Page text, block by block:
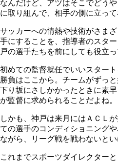
なんだけど、アツはそこでどう
に取り組んで、相手の側に立って
サッカーへの情熱や技術がさま
手にすることを、指導者のスタ
戸の選手たちを前にしても役立っ
初めての監督就任でいいスター
勝負はここから。チームがずっ
下り坂にさしかかったときに素
が監督に求められることだよね。
しかも、神戸は来月にはＡＣＬ
ての選手のコンディショニング
ながら、リーグ戦を戦わないとい
これまでスポーツダイレクター